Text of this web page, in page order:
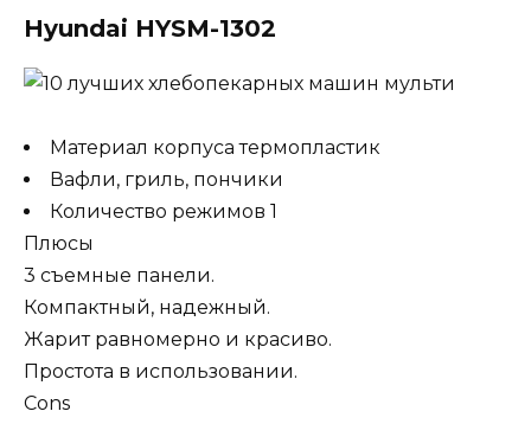
Hyundai HYSM-1302
Материал корпуса термопластик
Вафли, гриль, пончики
Количество режимов 1
Плюсы
3 съемные панели.
Компактный, надежный.
Жарит равномерно и красиво.
Простота в использовании.
Cons